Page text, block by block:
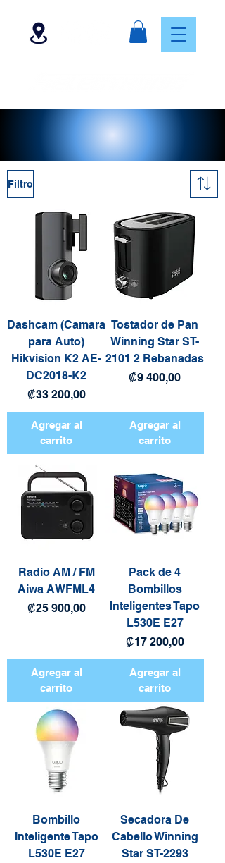
Filtro
Dashcam (Camara
para Auto)
Hikvision K2 AE-
DC2018-K2
Precio
₡33 200,00
Agregar al
carrito
Tostador de Pan
Winning Star ST-
2101 2 Rebanadas
Precio
₡9 400,00
Agregar al
carrito
Radio AM / FM
Aiwa AWFML4
Precio
₡25 900,00
Agregar al
carrito
Pack de 4
Bombillos
Inteligentes Tapo
L530E E27
Precio
₡17 200,00
Agregar al
carrito
Bombillo
Inteligente Tapo
L530E E27
Secadora De
Cabello Winning
Star ST-2293